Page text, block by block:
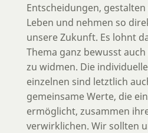
Entscheidungen,
Leben und nehmen so
unsere Zukunft. Es lohnt
Thema ganz bewusst
zu widmen. Die
einzelnen sind letztlich
gemeinsame Werte, die
ermöglicht, zusammen
verwirklichen. Wir sollten